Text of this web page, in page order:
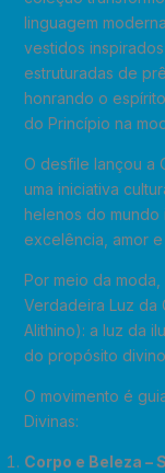
linguagem
vestidos
estruturadas de
honrando o
do Princípio na
O desfile lançou a
uma iniciativa
helenos do mundo
excelência, amor
Por meio da
Verdadeira Luz da
Alithino): a luz da
do propósito
O movimento é
Divinas:
Corpo e Beleza –